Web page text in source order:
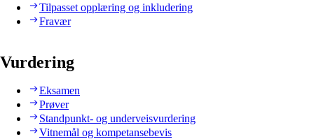
Tilpasset opplæring og inkludering
Fravær
Vurdering
Eksamen
Prøver
Standpunkt- og underveisvurdering
Vitnemål og kompetansebevis